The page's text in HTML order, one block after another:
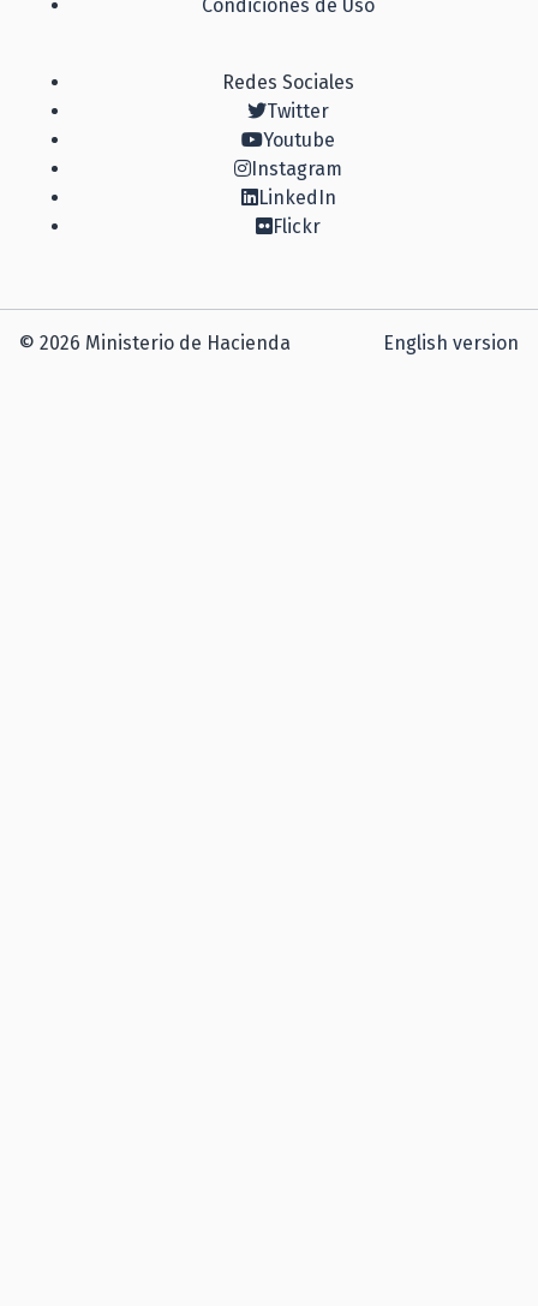
Condiciones de Uso
Redes Sociales
Twitter
Youtube
Instagram
LinkedIn
Flickr
© 2026 Ministerio de Hacienda English version